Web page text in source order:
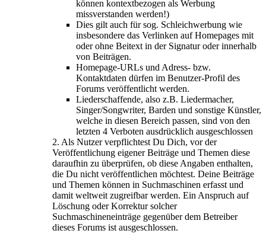
können kontextbezogen als Werbung
missverstanden werden!)
Dies gilt auch für sog. Schleichwerbung wie
insbesondere das Verlinken auf Homepages mit
oder ohne Beitext in der Signatur oder innerhalb
von Beiträgen.
Homepage-URLs und Adress- bzw.
Kontaktdaten dürfen im Benutzer-Profil des
Forums veröffentlicht werden.
Liederschaffende, also z.B. Liedermacher,
Singer/Songwriter, Barden und sonstige Künstler,
welche in diesen Bereich passen, sind von den
letzten 4 Verboten ausdrücklich ausgeschlossen
2. Als Nutzer verpflichtest Du Dich, vor der
Veröffentlichung eigener Beiträge und Themen diese
daraufhin zu überprüfen, ob diese Angaben enthalten,
die Du nicht veröffentlichen möchtest. Deine Beiträge
und Themen können in Suchmaschinen erfasst und
damit weltweit zugreifbar werden. Ein Anspruch auf
Löschung oder Korrektur solcher
Suchmaschineneinträge gegenüber dem Betreiber
dieses Forums ist ausgeschlossen.